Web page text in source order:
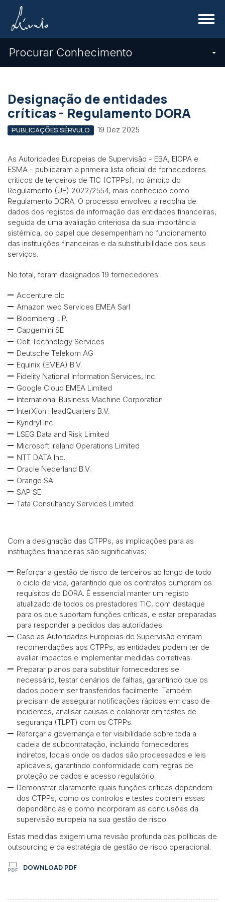
Menu
Procurar Conhecimento
Designação de entidades
críticas - Regulamento DORA
PUBLICAÇÕES SÉRVULO 19 Dez 2025
As Autoridades Europeias de Supervisão - EBA, EIOPA e
ESMA - publicaram a primeira lista oficial de fornecedores
críticos de terceiros de TIC (CTPPs), no âmbito do
Regulamento (UE) 2022/2554, mais conhecido como
Regulamento DORA. O processo envolveu a recolha de
dados dos registos de informação das entidades financeiras,
seguida de uma avaliação criteriosa da sua importância
sistémica, do papel que desempenham no funcionamento
das instituições financeiras e da substituibilidade dos seus
serviços.
No total, foram designados 19 fornecedores:
Accenture plc
Amazon web Services EMEA Sarl
Bloomberg L.P.
Capgemini SE
Colt Technology Services
Deutsche Telekom AG
Equinix (EMEA) B.V.
Fidelity National Information Services, Inc.
Google Cloud EMEA Limited
International Business Machine Corporation
InterXion HeadQuarters B.V.
Kyndryl Inc.
LSEG Data and Risk Limited
Microsoft Ireland Operations Limited
NTT DATA Inc.
Oracle Nederland B.V.
Orange SA
SAP SE
Tata Consultancy Services Limited
Com a designação das CTPPs, as implicações para as
instituições financeiras são significativas:
Reforçar a gestão de risco de terceiros ao longo de todo
o ciclo de vida, garantindo que os contratos cumprem os
requisitos do DORA. É essencial manter um registo
atualizado de todos os prestadores TIC, com destaque
para os que suportam funções críticas, e estar preparadas
para responder a pedidos das autoridades.
Caso as Autoridades Europeias de Supervisão emitam
recomendações aos CTPPs, as entidades podem ter de
avaliar impactos e implementar medidas corretivas.
Preparar planos para substituir fornecedores se
necessário, testar cenários de falhas, garantindo que os
dados podem ser transferidos facilmente. Também
precisam de assegurar notificações rápidas em caso de
incidentes, analisar causas e colaborar em testes de
segurança (TLPT) com os CTPPs.
Reforçar a governança e ter visibilidade sobre toda a
cadeia de subcontratação, incluindo fornecedores
indiretos, locais onde os dados são processados e leis
aplicáveis, garantindo conformidade com regras de
proteção de dados e acesso regulatório.
Demonstrar claramente quais funções críticas dependem
dos CTPPs, como os controlos e testes cobrem essas
dependências e como incorporam as conclusões da
supervisão europeia na sua gestão de risco.
Estas medidas exigem uma revisão profunda das políticas de
outsourcing e da estratégia de gestão de risco operacional.
DOWNLOAD PDF